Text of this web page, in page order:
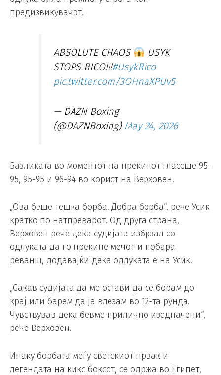
предизвикувачот.
ABSOLUTE CHAOS
USYK
STOPS RICO!!!#UsykRico
pic.twitter.com/3OHnaXPUv5
— DAZN Boxing
(@DAZNBoxing) May 24, 2026
Базликата во моментот на прекинот гласеше 95-
95, 95-95 и 96-94 во корист на Верховен.
„Ова беше тешка борба. Добра борба“, рече Усик
кратко по натпреварот. Од друга страна,
Верховен рече дека судијата избрзал со
одлуката да го прекине мечот и побара
реванш, додавајќи дека одлуката е на Усик.
„Сакав судијата да ме остави да се борам до
крај или барем да ја влезам во 12-та рунда.
Чувствував дека бевме прилично изедначени“,
рече Верховен.
Инаку борбата меѓу светскиот првак и
легендата на кикс боксот, се одржа во Египет,